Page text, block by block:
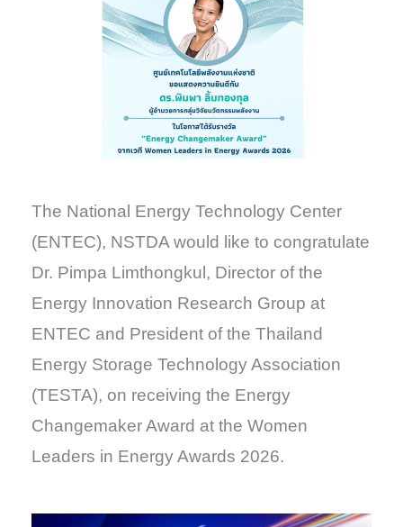
The National Energy Technology Center
(ENTEC), NSTDA would like to congratulate
Dr. Pimpa Limthongkul, Director of the
Energy Innovation Research Group at
ENTEC and President of the Thailand
Energy Storage Technology Association
(TESTA), on receiving the Energy
Changemaker Award at the Women
Leaders in Energy Awards 2026.